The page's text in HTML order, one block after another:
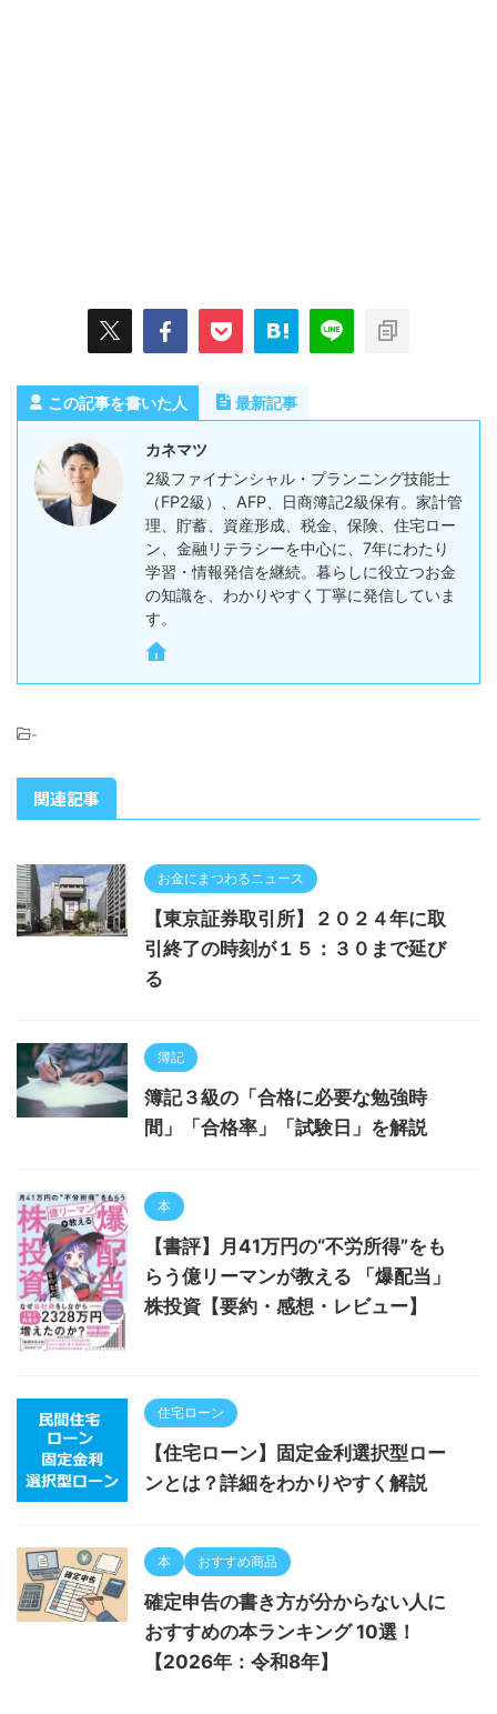
この記事を書いた人 最新記事
カネマツ
2級ファイナンシャル・プランニング技能士
（FP2級）、AFP、日商簿記2級保有。家計管
理、貯蓄、資産形成、税金、保険、住宅ロー
ン、金融リテラシーを中心に、7年にわたり
学習・情報発信を継続。暮らしに役立つお金
の知識を、わかりやすく丁寧に発信していま
す。
-
関連記事
お金にまつわるニュース
【東京証券取引所】２０２４年に取
引終了の時刻が１５：３０まで延び
る
簿記
簿記３級の「合格に必要な勉強時
間」「合格率」「試験日」を解説
本
【書評】月41万円の“不労所得”をも
らう億リーマンが教える 「爆配当」
株投資【要約・感想・レビュー】
住宅ローン
【住宅ローン】固定金利選択型ロー
ンとは？詳細をわかりやすく解説
本 おすすめ商品
確定申告の書き方が分からない人に
おすすめの本ランキング 10選！
【2026年：令和8年】